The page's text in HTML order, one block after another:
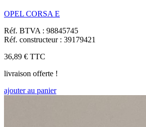
OPEL CORSA E
Réf. BTVA : 98845745
Réf. constructeur : 39179421
36,89 € TTC
livraison offerte !
ajouter au panier